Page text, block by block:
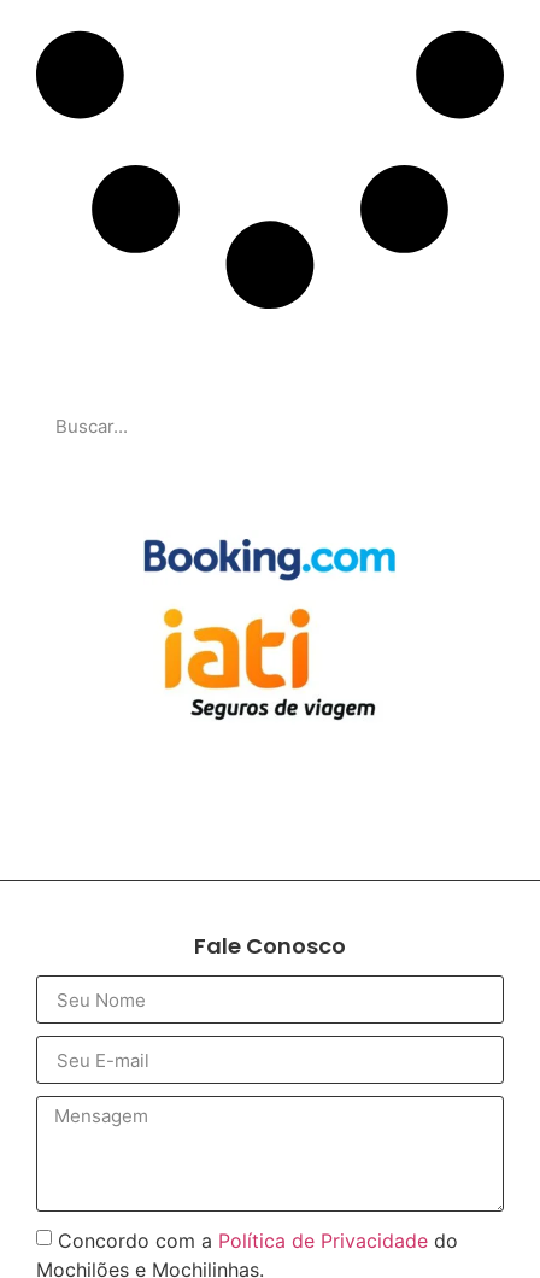
Fale Conosco
Concordo com a Política de Privacidade do
Mochilões e Mochilinhas.